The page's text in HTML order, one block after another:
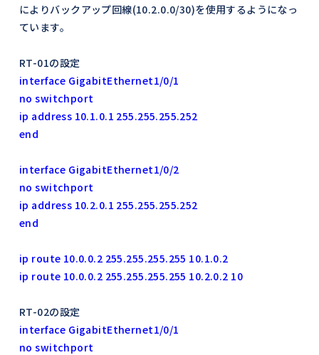
によりバックアップ回線(10.2.0.0/30)を使用するようになっ
ています。
RT-01の設定
interface GigabitEthernet1/0/1
no switchport
ip address 10.1.0.1 255.255.255.252
end
interface GigabitEthernet1/0/2
no switchport
ip address 10.2.0.1 255.255.255.252
end
ip route 10.0.0.2 255.255.255.255 10.1.0.2
ip route 10.0.0.2 255.255.255.255 10.2.0.2 10
RT-02の設定
interface GigabitEthernet1/0/1
no switchport